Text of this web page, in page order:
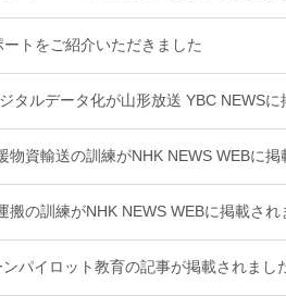
トをご紹介いただきました
タルデータ化が山形放送 YBC NEWSに
資輸送の訓練がNHK NEWS WEBに掲
の訓練がNHK NEWS WEBに掲載され
パイロット教育の記事が掲載されまし